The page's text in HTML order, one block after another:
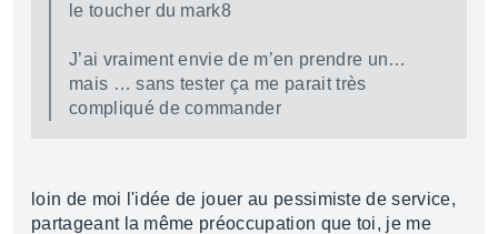
le toucher du mark8
J’ai vraiment envie de m’en prendre un…
mais … sans tester ça me parait très
compliqué de commander
loin de moi l'idée de jouer au pessimiste de service,
partageant la même préoccupation que toi, je me